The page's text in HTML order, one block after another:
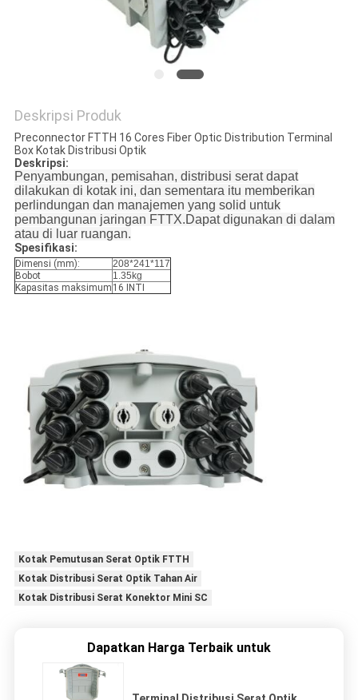
Deskripsi Produk
Preconnector FTTH 16 Cores Fiber Optic Distribution Terminal
Box Kotak Distribusi Optik
Deskripsi:
Penyambungan, pemisahan, distribusi serat dapat
dilakukan di kotak ini, dan sementara itu memberikan
perlindungan dan manajemen yang solid untuk
pembangunan jaringan FTTX.Dapat digunakan di dalam
atau di luar ruangan.
Spesifikasi:
Dimensi (mm):
208*241*117
Bobot
1.35kg
Kapasitas maksimum 16 INTI
Kotak Pemutusan Serat Optik FTTH
Kotak Distribusi Serat Optik Tahan Air
Kotak Distribusi Serat Konektor Mini SC
Dapatkan Harga Terbaik untuk